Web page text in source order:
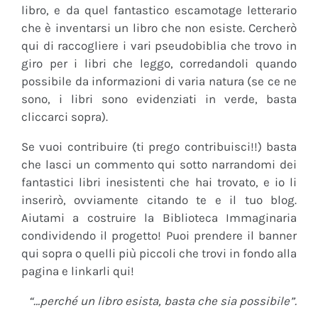
libro, e da quel fantastico escamotage letterario
che è inventarsi un libro che non esiste. Cercherò
qui di raccogliere i vari pseudobiblia che trovo in
giro per i libri che leggo, corredandoli quando
possibile da informazioni di varia natura (se ce ne
sono, i libri sono evidenziati in verde, basta
cliccarci sopra).
Se vuoi contribuire (ti prego contribuisci!!) basta
che lasci un commento qui sotto narrandomi dei
fantastici libri inesistenti che hai trovato, e io li
inserirò, ovviamente citando te e il tuo blog.
Aiutami a costruire la Biblioteca Immaginaria
condividendo il progetto! Puoi prendere il banner
qui sopra o quelli più piccoli che trovi in fondo alla
pagina e linkarli qui!
“…perché un libro esista, basta che sia possibile”.